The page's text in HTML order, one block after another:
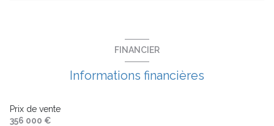
visiophone
FINANCIER
Informations financières
Prix de vente
356 000 €